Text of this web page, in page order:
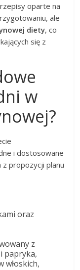
oparte na
ale
diety, co
się z
w
i dostosowane
propozycji planu
oraz
z
papryka,
włoskich,